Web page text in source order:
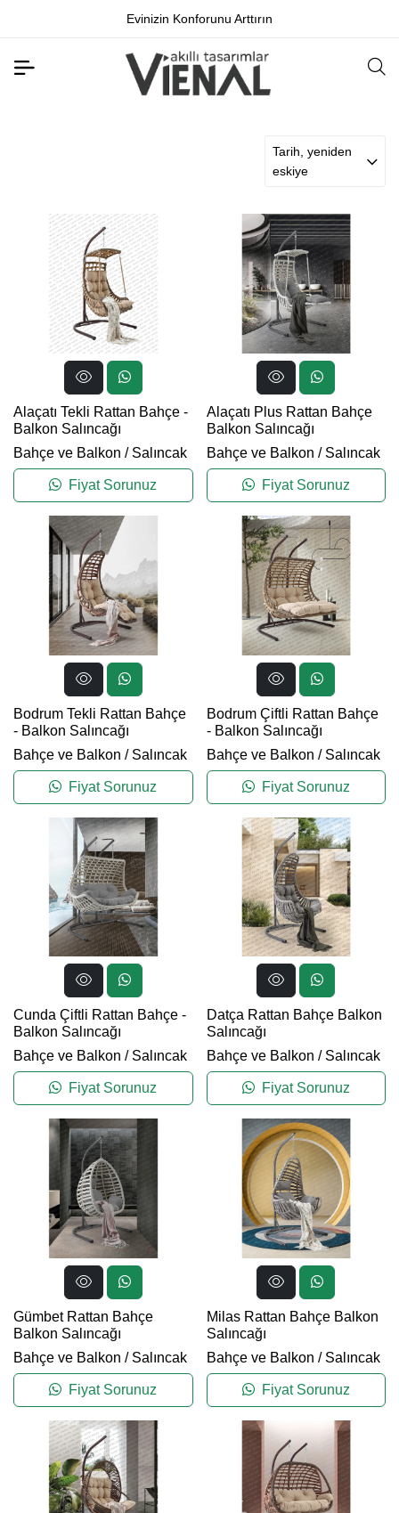
Evinizin Konforunu Arttırın
Tarih, yeniden
eskiye
Alaçatı Tekli Rattan Bahçe -
Balkon Salıncağı
Bahçe ve Balkon / Salıncak
Fiyat Sorunuz
Alaçatı Plus Rattan Bahçe
Balkon Salıncağı
Bahçe ve Balkon / Salıncak
Fiyat Sorunuz
Bodrum Tekli Rattan Bahçe
- Balkon Salıncağı
Bahçe ve Balkon / Salıncak
Fiyat Sorunuz
Bodrum Çiftli Rattan Bahçe
- Balkon Salıncağı
Bahçe ve Balkon / Salıncak
Fiyat Sorunuz
Cunda Çiftli Rattan Bahçe -
Balkon Salıncağı
Bahçe ve Balkon / Salıncak
Fiyat Sorunuz
Datça Rattan Bahçe Balkon
Salıncağı
Bahçe ve Balkon / Salıncak
Fiyat Sorunuz
Gümbet Rattan Bahçe
Balkon Salıncağı
Bahçe ve Balkon / Salıncak
Fiyat Sorunuz
Milas Rattan Bahçe Balkon
Salıncağı
Bahçe ve Balkon / Salıncak
Fiyat Sorunuz